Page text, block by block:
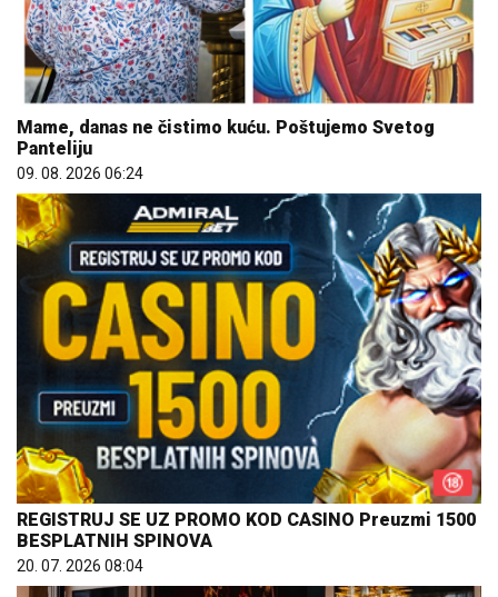
Mame, danas ne čistimo kuću. Poštujemo Svetog
Panteliju
09. 08. 2026 06:24
REGISTRUJ SE UZ PROMO KOD CASINO Preuzmi 1500
BESPLATNIH SPINOVA
20. 07. 2026 08:04